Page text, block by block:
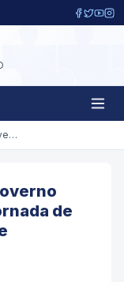
Para evitar demissões, governo propõe cortar salário e jornada de funcionários pela metade
de